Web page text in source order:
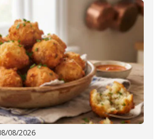
08/2026